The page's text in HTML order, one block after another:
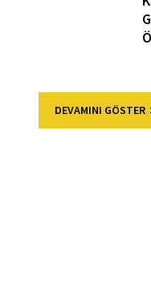
DEVAMINI GÖSTER